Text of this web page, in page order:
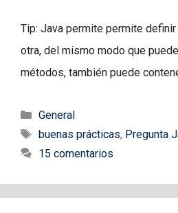
Tip: Java permite permite
otra, del mismo modo que
métodos, también puede
Categorías
General
Etiquetas
buenas prácticas, Pregunta
15 comentarios